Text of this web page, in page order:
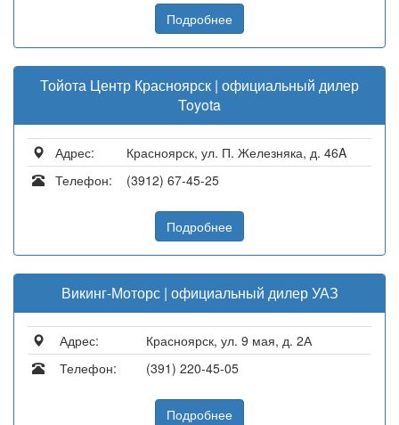
Подробнее
Тойота Центр Красноярск | официальный дилер
Toyota
Адрес:
Красноярск, ул. П. Железняка, д. 46A
Телефон:
(3912) 67-45-25
Подробнее
Викинг-Моторс | официальный дилер УАЗ
Адрес:
Красноярск, ул. 9 мая, д. 2А
Телефон:
(391) 220-45-05
Подробнее